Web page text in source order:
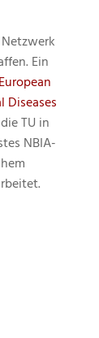
Ein
European
Diseases
TU in
NBIA-